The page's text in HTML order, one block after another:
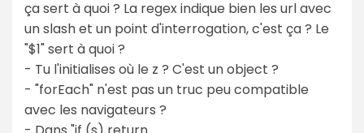
ça sert à quoi ? La regex indique bien les url avec
un slash et un point d'interrogation, c'est ça ? Le
"$1" sert à quoi ?
- Tu l'initialises où le z ? C'est un object ?
- "forEach" n'est pas un truc peu compatible
avec les navigateurs ?